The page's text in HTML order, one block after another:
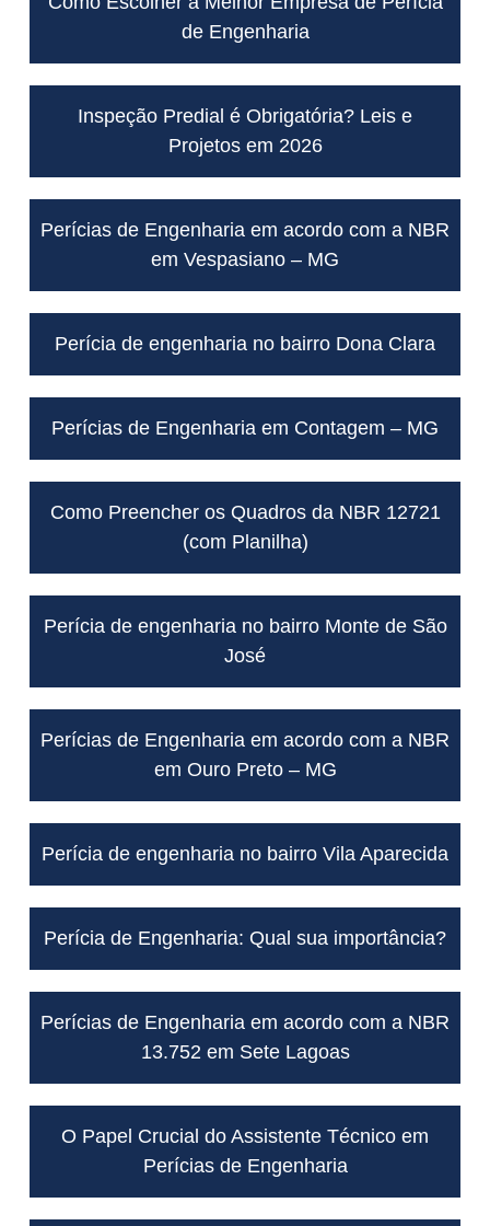
de Engenharia
Inspeção Predial é Obrigatória? Leis e
Projetos em 2026
Perícias de Engenharia em acordo com a NBR
em Vespasiano – MG
Perícia de engenharia no bairro Dona Clara
Perícias de Engenharia em Contagem – MG
Como Preencher os Quadros da NBR 12721
(com Planilha)
Perícia de engenharia no bairro Monte de São
José
Perícias de Engenharia em acordo com a NBR
em Ouro Preto – MG
Perícia de engenharia no bairro Vila Aparecida
Perícia de Engenharia: Qual sua importância?
Perícias de Engenharia em acordo com a NBR
13.752 em Sete Lagoas
O Papel Crucial do Assistente Técnico em
Perícias de Engenharia